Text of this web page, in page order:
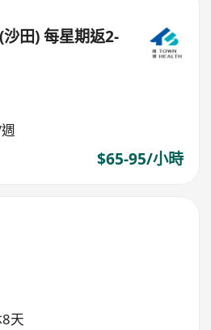
田) 每星期返2-
$65-95/小時
天